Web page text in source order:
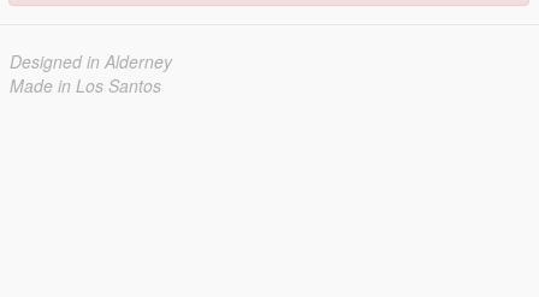
Designed in Alderney
Made in Los Santos